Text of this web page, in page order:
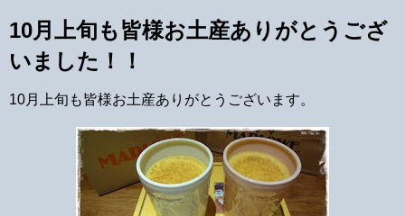
10月上旬も皆様お土産ありがとうござ
いました！！
10月上旬も皆様お土産ありがとうございます。